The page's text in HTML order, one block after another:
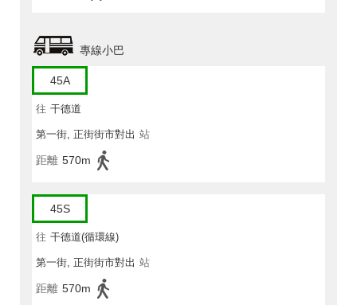
專線小巴
45A
往 干德道
第一街, 正街街市對出 站
距離 570m
45S
往 干德道(循環線)
第一街, 正街街市對出 站
距離 570m